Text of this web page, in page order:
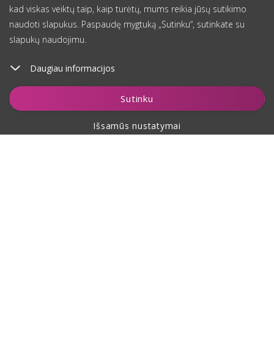
kad viskas veiktų taip, kaip turėtų, mums reikia jūsų sutikimo
naudoti slapukus. Paspaudę mygtuką „Sutinku“, sutinkate su
slapukų naudojimu.
Daugiau informacijos
Sutinku
Išsamūs nustatymai
Įdėti į krepšelį